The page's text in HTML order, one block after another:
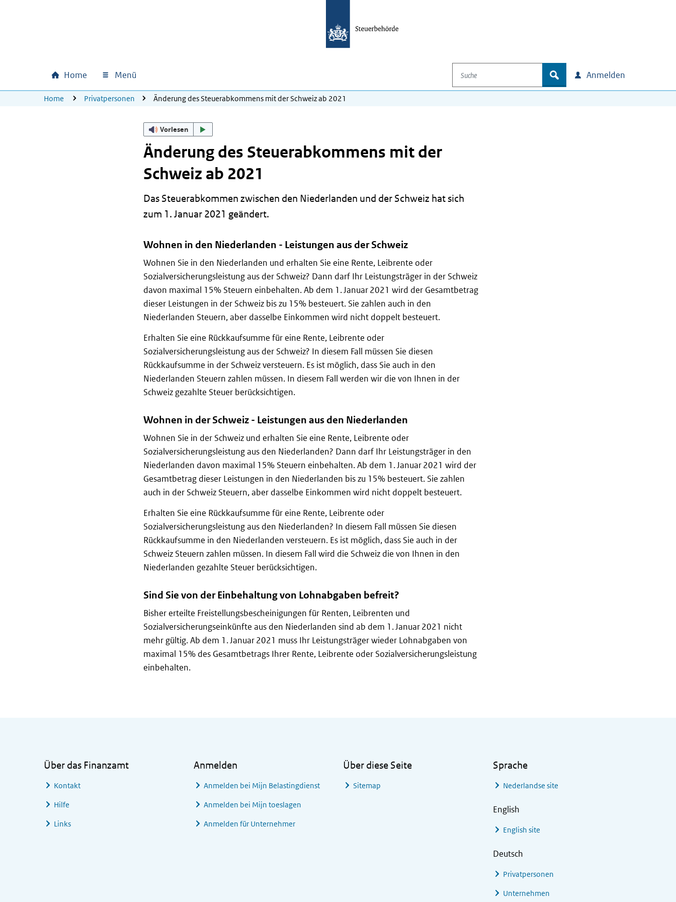
Hauptnavigation
Home Menü
Suche
zoek Anmelden
U bevindt zich hier:
Home Privatpersonen Änderung des Steuerabkommens mit der Schweiz ab 2021
Vorlesen
Änderung des Steuerabkommens mit der
Schweiz ab 2021
Das Steuerabkommen zwischen den Niederlanden und der Schweiz hat sich
zum 1. Januar 2021 geändert.
Wohnen in den Niederlanden - Leistungen aus der Schweiz
Wohnen Sie in den Niederlanden und erhalten Sie eine Rente, Leibrente oder
Sozialversicherungsleistung aus der Schweiz? Dann darf Ihr Leistungsträger in der Schweiz
davon maximal 15% Steuern einbehalten. Ab dem 1. Januar 2021 wird der Gesamtbetrag
dieser Leistungen in der Schweiz bis zu 15% besteuert. Sie zahlen auch in den
Niederlanden Steuern, aber dasselbe Einkommen wird nicht doppelt besteuert.
Erhalten Sie eine Rückkaufsumme für eine Rente, Leibrente oder
Sozialversicherungsleistung aus der Schweiz? In diesem Fall müssen Sie diesen
Rückkaufsumme in der Schweiz versteuern. Es ist möglich, dass Sie auch in den
Niederlanden Steuern zahlen müssen. In diesem Fall werden wir die von Ihnen in der
Schweiz gezahlte Steuer berücksichtigen.
Wohnen in der Schweiz - Leistungen aus den Niederlanden
Wohnen Sie in der Schweiz und erhalten Sie eine Rente, Leibrente oder
Sozialversicherungsleistung aus den Niederlanden? Dann darf Ihr Leistungsträger in den
Niederlanden davon maximal 15% Steuern einbehalten. Ab dem 1. Januar 2021 wird der
Gesamtbetrag dieser Leistungen in den Niederlanden bis zu 15% besteuert. Sie zahlen
auch in der Schweiz Steuern, aber dasselbe Einkommen wird nicht doppelt besteuert.
Erhalten Sie eine Rückkaufsumme für eine Rente, Leibrente oder
Sozialversicherungsleistung aus den Niederlanden? In diesem Fall müssen Sie diesen
Rückkaufsumme in den Niederlanden versteuern. Es ist möglich, dass Sie auch in der
Schweiz Steuern zahlen müssen. In diesem Fall wird die Schweiz die von Ihnen in den
Niederlanden gezahlte Steuer berücksichtigen.
Sind Sie von der Einbehaltung von Lohnabgaben befreit?
Bisher erteilte Freistellungsbescheinigungen für Renten, Leibrenten und
Sozialversicherungseinkünfte aus den Niederlanden sind ab dem 1. Januar 2021 nicht
mehr gültig. Ab dem 1. Januar 2021 muss Ihr Leistungsträger wieder Lohnabgaben von
maximal 15% des Gesamtbetrags Ihrer Rente, Leibrente oder Sozialversicherungsleistung
einbehalten.
Über das Finanzamt
Kontakt
Hilfe
Links
Anmelden
Anmelden bei Mijn Belastingdienst
Anmelden bei Mijn toeslagen
Anmelden für Unternehmer
Über diese Seite
Sitemap
Sprache
Nederlandse site
English
English site
Deutsch
Privatpersonen
Unternehmen